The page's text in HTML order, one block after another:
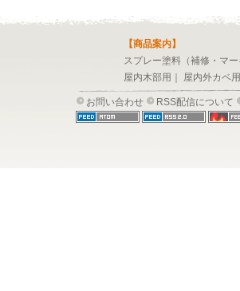
【商品案内】
スプレー塗料（補修・マー
屋内木部用
屋内外カベ用
お問い合わせ RSS配信について